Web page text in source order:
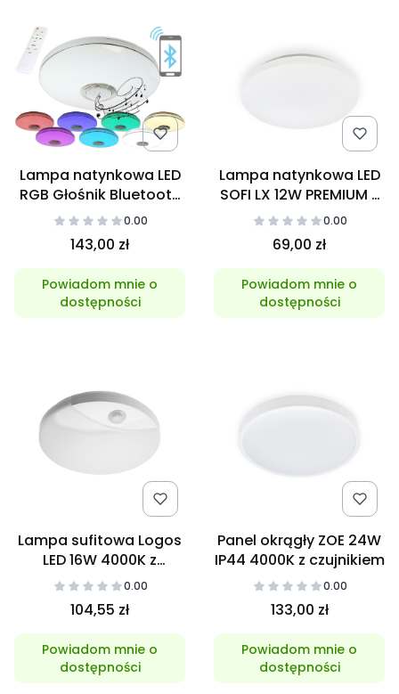
Lampa natynkowa LED
RGB Głośnik Bluetooth
40W + Pilot
0.00
143,00 zł
Powiadom mnie o
dostępności
Lampa natynkowa LED
SOFI LX 12W PREMIUM z
czujnikiem ruchu 4000K
Neutralna
0.00
69,00 zł
Powiadom mnie o
dostępności
Lampa sufitowa Logos
LED 16W 4000K z
czujnikiem
0.00
104,55 zł
Powiadom mnie o
dostępności
Panel okrągły ZOE 24W
IP44 4000K z czujnikiem
0.00
133,00 zł
Powiadom mnie o
dostępności